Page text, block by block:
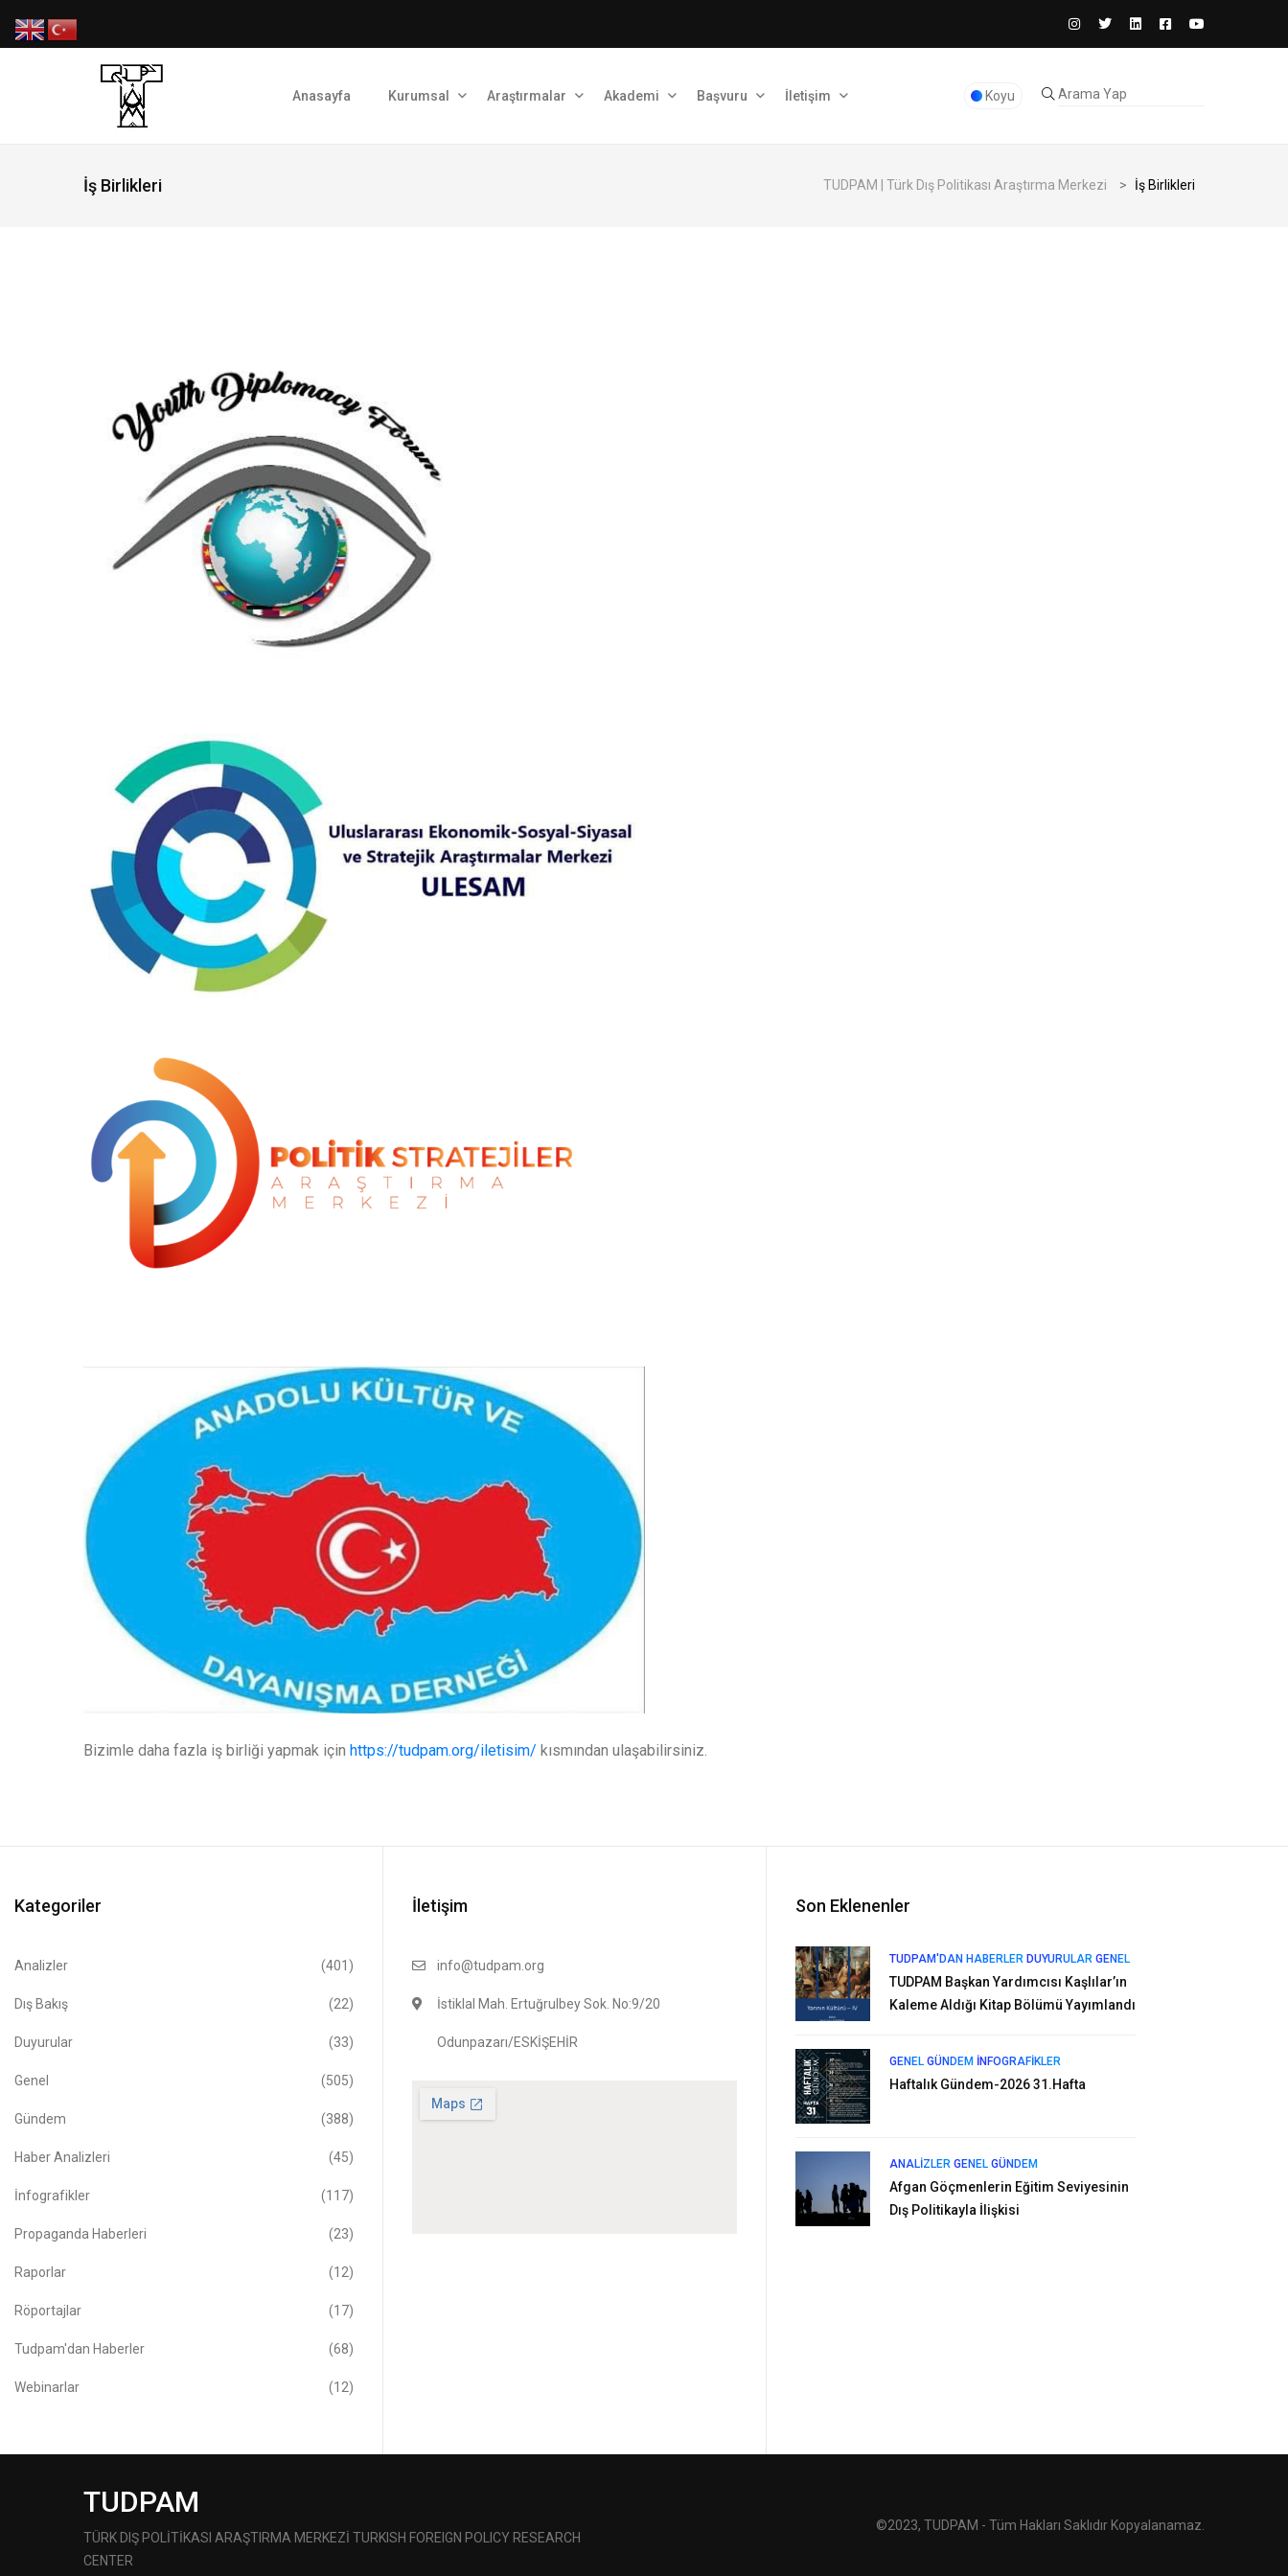
Anasayfa Kurumsal Araştırmalar Akademi Başvuru İletişim Koyu
İş Birlikleri TUDPAM | Türk Dış Politikası Araştırma Merkezi > İş Birlikleri
Bizimle daha fazla iş birliği yapmak için https://tudpam.org/iletisim/ kısmından ulaşabilirsiniz.
Kategoriler
Analizler (401)
Dış Bakış (22)
Duyurular (33)
Genel (505)
Gündem (388)
Haber Analizleri (45)
İnfografikler (117)
Propaganda Haberleri (23)
Raporlar (12)
Röportajlar (17)
Tudpam'dan Haberler (68)
Webinarlar (12)
İletişim
info@tudpam.org
İstiklal Mah. Ertuğrulbey Sok. No:9/20
Odunpazarı/ESKİŞEHİR
Son Eklenenler
TUDPAM'DAN HABERLER DUYURULAR GENEL
TUDPAM Başkan Yardımcısı Kaşlılar’ın
Kaleme Aldığı Kitap Bölümü Yayımlandı
GENEL GÜNDEM İNFOGRAFIKLER
Haftalık Gündem-2026 31.Hafta
ANALIZLER GENEL GÜNDEM
Afgan Göçmenlerin Eğitim Seviyesinin
Dış Politikayla İlişkisi
TUDPAM
TÜRK DIŞ POLİTİKASI ARAŞTIRMA MERKEZİ TURKISH FOREIGN POLICY RESEARCH
CENTER
©2023, TUDPAM - Tüm Hakları Saklıdır Kopyalanamaz.